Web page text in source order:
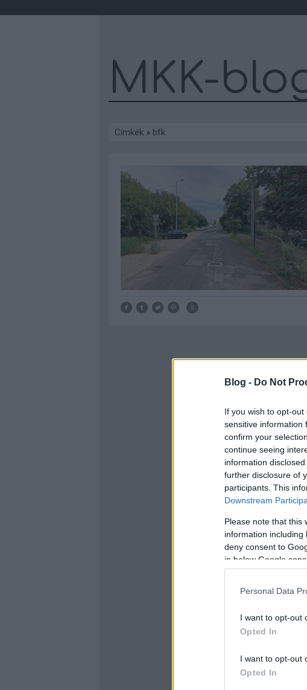
Blog - Do Not
If you wish to opt-
sensitive information
confirm your
continue seeing
information
further disclosure of
participants. This
Downstream
Please note that this
information including
deny consent to
in below Google
Personal Data
I want to opt-out
Opted In
I want to opt-out
Opted In
MKK-
Címkék» bfk